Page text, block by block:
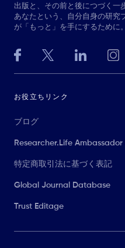
出版と、その前と後につづく一
あなたという、自分自身の研究
が「もっと」を手にするために。
お役立ちリンク
ブログ
Researcher.Life
特定商取引法に基づく表記
Global Journal Database
Trust Editage